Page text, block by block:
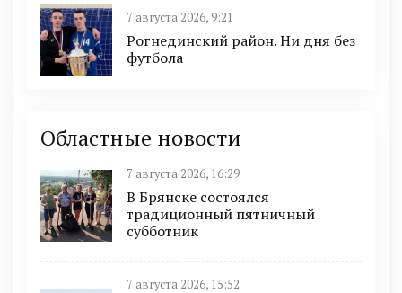
7 августа 2026, 9:21
Рогнединский район. Ни дня без
футбола
Областные новости
7 августа 2026, 16:29
В Брянске состоялся
традиционный пятничный
субботник
7 августа 2026, 15:52